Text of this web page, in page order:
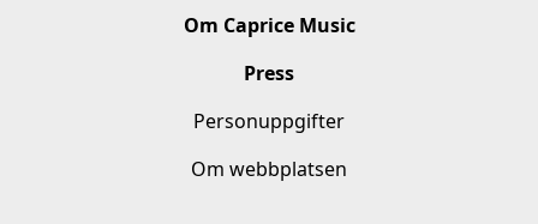
Om Caprice Music
Press
Personuppgifter
Om webbplatsen